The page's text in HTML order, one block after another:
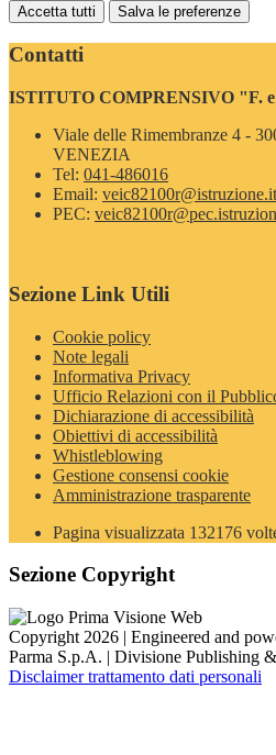
Accetta tutti Salva le preferenze
Contatti
ISTITUTO COMPRENSIVO "F.
Viale delle Rimembranze 4 -
VENEZIA
Tel: 041-486016
Email: veic82100r@istruzione.it
PEC:
Sezione Link Utili
Cookie policy
Note legali
Informativa Privacy
Ufficio Relazioni con il
Dichiarazione di accessibilità
Obiettivi di accessibilità
Whistleblowing
Gestione consensi cookie
Amministrazione trasparente
Pagina visualizzata 132176
Sezione Copyright
Copyright 2026 | Engineered and
Parma S.p.A. | Divisione Publishing
Disclaimer trattamento dati personali